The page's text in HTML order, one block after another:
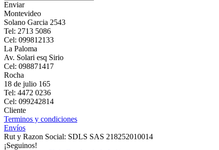
Enviar
Montevideo
Solano Garcia 2543
Tel: 2713 5086
Cel: 099812133
La Paloma
Av. Solari esq Sirio
Cel: 098871417
Rocha
18 de julio 165
Tel: 4472 0236
Cel: 099242814
Cliente
Terminos y condiciones
Envíos
Rut y Razon Social: SDLS SAS 218252010014
¡Seguinos!